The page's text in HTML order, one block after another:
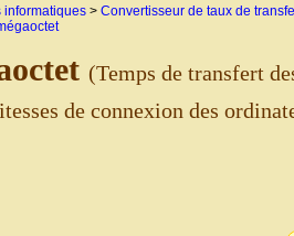
informatiques > Convertisseur de taux de
(Temps de transfert
de connexion des